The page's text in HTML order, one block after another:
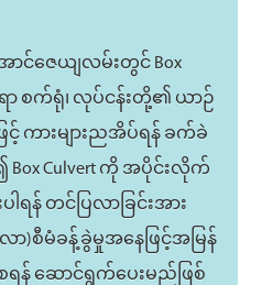
င်ဇေယျလမ်းတွင် Box
ာ စက်ရုံ၊ လုပ်ငန်းတို့၏ ယာဉ်
င့် ကားများညအိပ်ရန် ခက်ခဲ
Culvert ကို အပိုင်းလိုက်
ါရန် တင်ပြလာခြင်းအား
ာ)စီမံခန့်ခွဲမှုအနေဖြင့်အမြန်
ရန် ဆောင်ရွက်ပေးမည်ဖြစ်